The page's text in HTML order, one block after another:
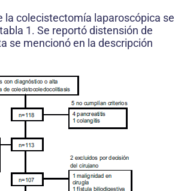
la colecistectomía laparoscópica se
1. Se reportó distensión de
se mencionó en la descripción